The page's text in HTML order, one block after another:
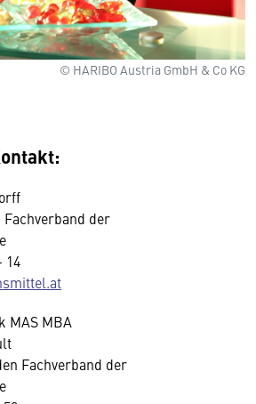
© HARIBO Austria GmbH & Co KG
der
14
MAS MBA
Fachverband der